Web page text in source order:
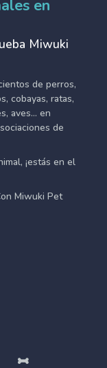
en
Miwuki
de perros,
cobayas, ratas,
aves... en
de
¡estás en el
Miwuki Pet